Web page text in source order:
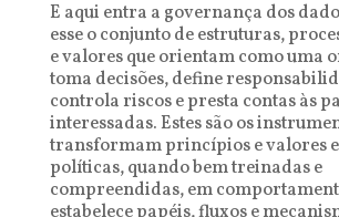
E aqui entra a governança dos
esse o conjunto de estruturas,
e valores que orientam como uma
toma decisões, define
controla riscos e presta contas às
interessadas. Estes são os
transformam princípios e valores
políticas, quando bem treinadas e
compreendidas, em